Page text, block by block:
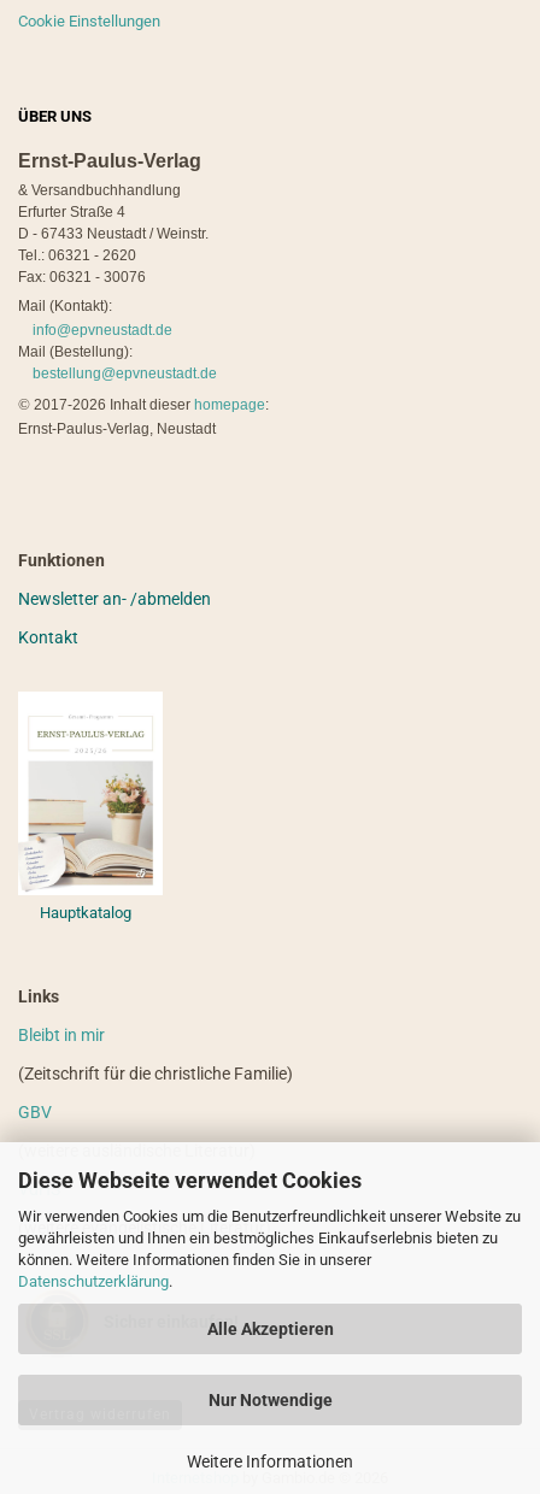
Diese Webseite verwendet Cookies
Wir verwenden Cookies um die Benutzerfreundlichkeit unserer Website zu
gewährleisten und Ihnen ein bestmögliches Einkaufserlebnis bieten zu
können. Weitere Informationen finden Sie in unserer
Datenschutzerklärung.
Alle Akzeptieren
Nur Notwendige
Weitere Informationen
Cookie Einstellungen
ÜBER UNS
Ernst-Paulus-Verlag
& Versandbuchhandlung
Erfurter Straße 4
D - 67433 Neustadt / Weinstr.
Tel.: 06321 - 2620
Fax: 06321 - 30076
Mail (Kontakt):
info@epvneustadt.de
Mail (Bestellung):
bestellung@epvneustadt.de
© 2017-2026 Inhalt dieser homepage:
Ernst-Paulus-Verlag, Neustadt
Funktionen
Newsletter an- /abmelden
Kontakt
Hauptkatalog
Links
Bleibt in mir
(Zeitschrift für die christliche Familie)
GBV
VdHS
(weitere evangelistische Literatur)
Sicher einkaufen!